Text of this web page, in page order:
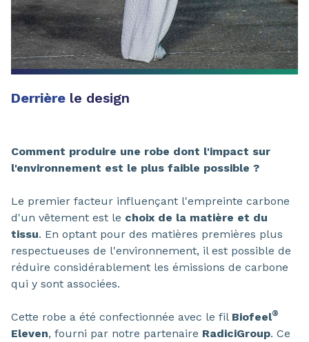
Derrière le design
Comment produire une robe dont l'impact sur
l'environnement est le plus faible possible ?
Le premier facteur influençant l'empreinte carbone
d'un vêtement est le choix de la matière et du
tissu. En optant pour des matières premières plus
respectueuses de l'environnement, il est possible de
réduire considérablement les émissions de carbone
qui y sont associées.
Cette robe a été confectionnée avec le fil Biofeel®
Eleven, fourni par notre partenaire RadiciGroup. Ce